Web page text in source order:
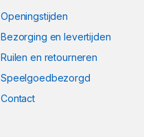
Openingstijden
Bezorging en levertijden
Ruilen en retourneren
Speelgoedbezorgd
Contact